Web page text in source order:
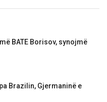
BATE Borisov, synojmë
Brazilin, Gjermaninë e